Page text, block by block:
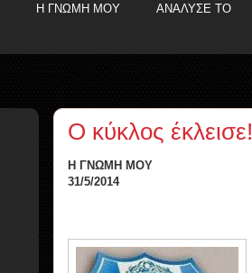
Η ΓΝΩΜΗ ΜΟΥ ΑΝΑΛΥΣΕ ΤΟ
Ο κύκλος έκλεισε!
Η ΓΝΩΜΗ ΜΟΥ
31/5/2014